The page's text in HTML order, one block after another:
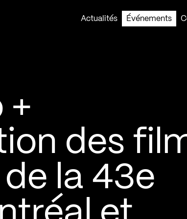
Actualités
Événements
+
des
la 43e